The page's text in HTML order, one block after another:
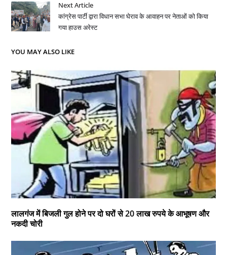
Next Article
कांग्रेस पार्टी द्वारा विधान सभा घेराव के आवाहन पर नेताओं को किया
गया हाउस अरेस्ट
YOU MAY ALSO LIKE
लालगंज में बिजली गुल होने पर दो घरों से 20 लाख रुपये के आभूषण और
नकदी चोरी